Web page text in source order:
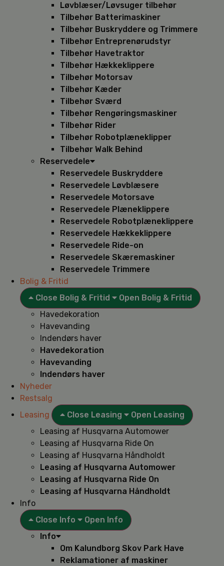
Løvblæser/Løvsuger tilbehør
Tilbehør Batterimaskiner
Tilbehør Buskryddere og Trimmere
Tilbehør Entreprenørudstyr
Tilbehør Havetraktor
Tilbehør Hækkeklippere
Tilbehør Motorsav
Tilbehør Kæder
Tilbehør Sværd
Tilbehør Rengøringsmaskiner
Tilbehør Rider
Tilbehør Robotplæneklipper
Tilbehør Walk Behind
Reservedele
Reservedele Buskryddere
Reservedele Løvblæsere
Reservedele Motorsave
Reservedele Plæneklippere
Reservedele Robotplæneklippere
Reservedele Hækkeklippere
Reservedele Ride-on
Reservedele Skæremaskiner
Reservedele Trimmere
Bolig & Fritid
Close Bolig & Fritid
Open Bolig & Fritid
Havedekoration
Havevanding
Indendørs haver
Havedekoration
Havevanding
Indendørs haver
Nyheder
Restsalg
Leasing
Close Leasing
Open Leasing
Leasing af Husqvarna Automower
Leasing af Husqvarna Ride On
Leasing af Husqvarna Håndholdt
Leasing af Husqvarna Automower
Leasing af Husqvarna Ride On
Leasing af Husqvarna Håndholdt
Info
Close Info
Open Info
Info
Om Kalundborg Skov Park Have
Reklamationer af maskiner